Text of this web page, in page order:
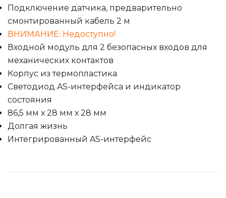
Подключение датчика, предварительно
смонтированный кабель 2 м
ВНИМАНИЕ: Недоступно!
Входной модуль для 2 безопасных входов для
механических контактов
Корпус из термопластика
Светодиод AS-интерфейса и индикатор
состояния
86,5 мм х 28 мм х 28 мм
Долгая жизнь
Интегрированный AS-интерфейс